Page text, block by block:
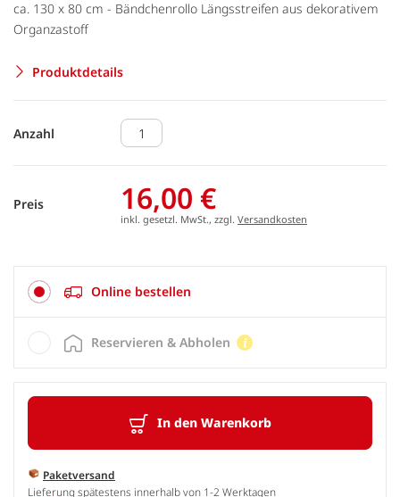
ca. 130 x 80 cm - Bändchenrollo Längsstreifen aus dekorativem
Organzastoff
Produktdetails
Anzahl
Preis 16,00 €
inkl. gesetzl. MwSt., zzgl. Versandkosten
Online bestellen
In den Warenkorb
Paketversand
Lieferung spätestens innerhalb von 1-2 Werktagen
Reservieren & Abholen